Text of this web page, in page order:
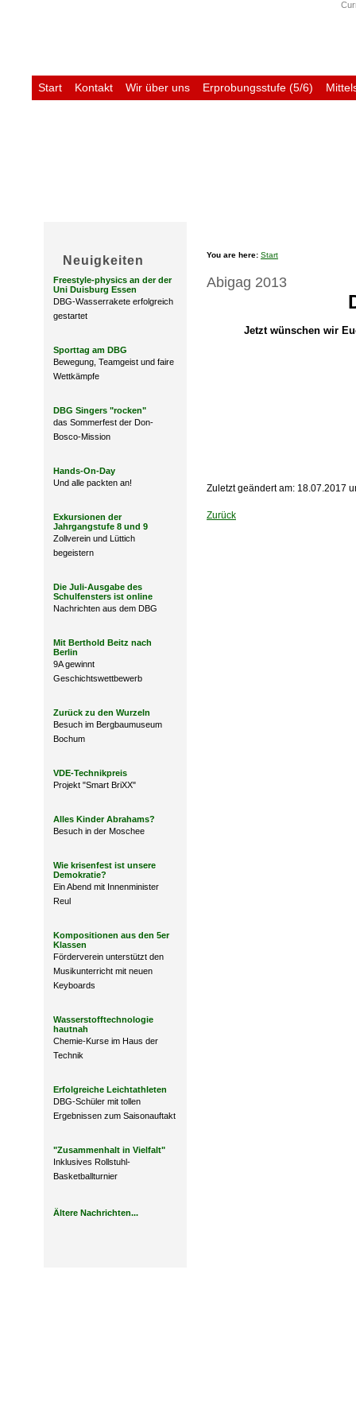
Start Kontakt Wir über uns Erprobungsstufe (5/6)
Neuigkeiten
Freestyle-physics an der der
Uni Duisburg Essen
DBG-Wasserrakete erfolgreich
gestartet
Sporttag am DBG
Bewegung, Teamgeist und faire
Wettkämpfe
DBG Singers "rocken"
das Sommerfest der Don-
Bosco-Mission
Hands-On-Day
Und alle packten an!
Exkursionen der
Jahrgangstufe 8 und 9
Zollverein und Lüttich
begeistern
Die Juli-Ausgabe des
Schulfensters ist online
Nachrichten aus dem DBG
Mit Berthold Beitz nach
Berlin
9A gewinnt
Geschichtswettbewerb
Zurück zu den Wurzeln
Besuch im Bergbaumuseum
Bochum
VDE-Technikpreis
Projekt "Smart BriXX"
Alles Kinder Abrahams?
Besuch in der Moschee
Wie krisenfest ist unsere
Demokratie?
Ein Abend mit Innenminister
Reul
Kompositionen aus den 5er
Klassen
Förderverein unterstützt den
Musikunterricht mit neuen
Keyboards
Wasserstofftechnologie
hautnah
Chemie-Kurse im Haus der
Technik
Erfolgreiche Leichtathleten
DBG-Schüler mit tollen
Ergebnissen zum Saisonauftakt
"Zusammenhalt in Vielfalt"
Inklusives Rollstuhl-
Basketballturnier
Ältere Nachrichten...
You are here: Start
Abigag 2013
Jetzt wünschen wir
Zuletzt geändert am: 18.07.2017
Zurück